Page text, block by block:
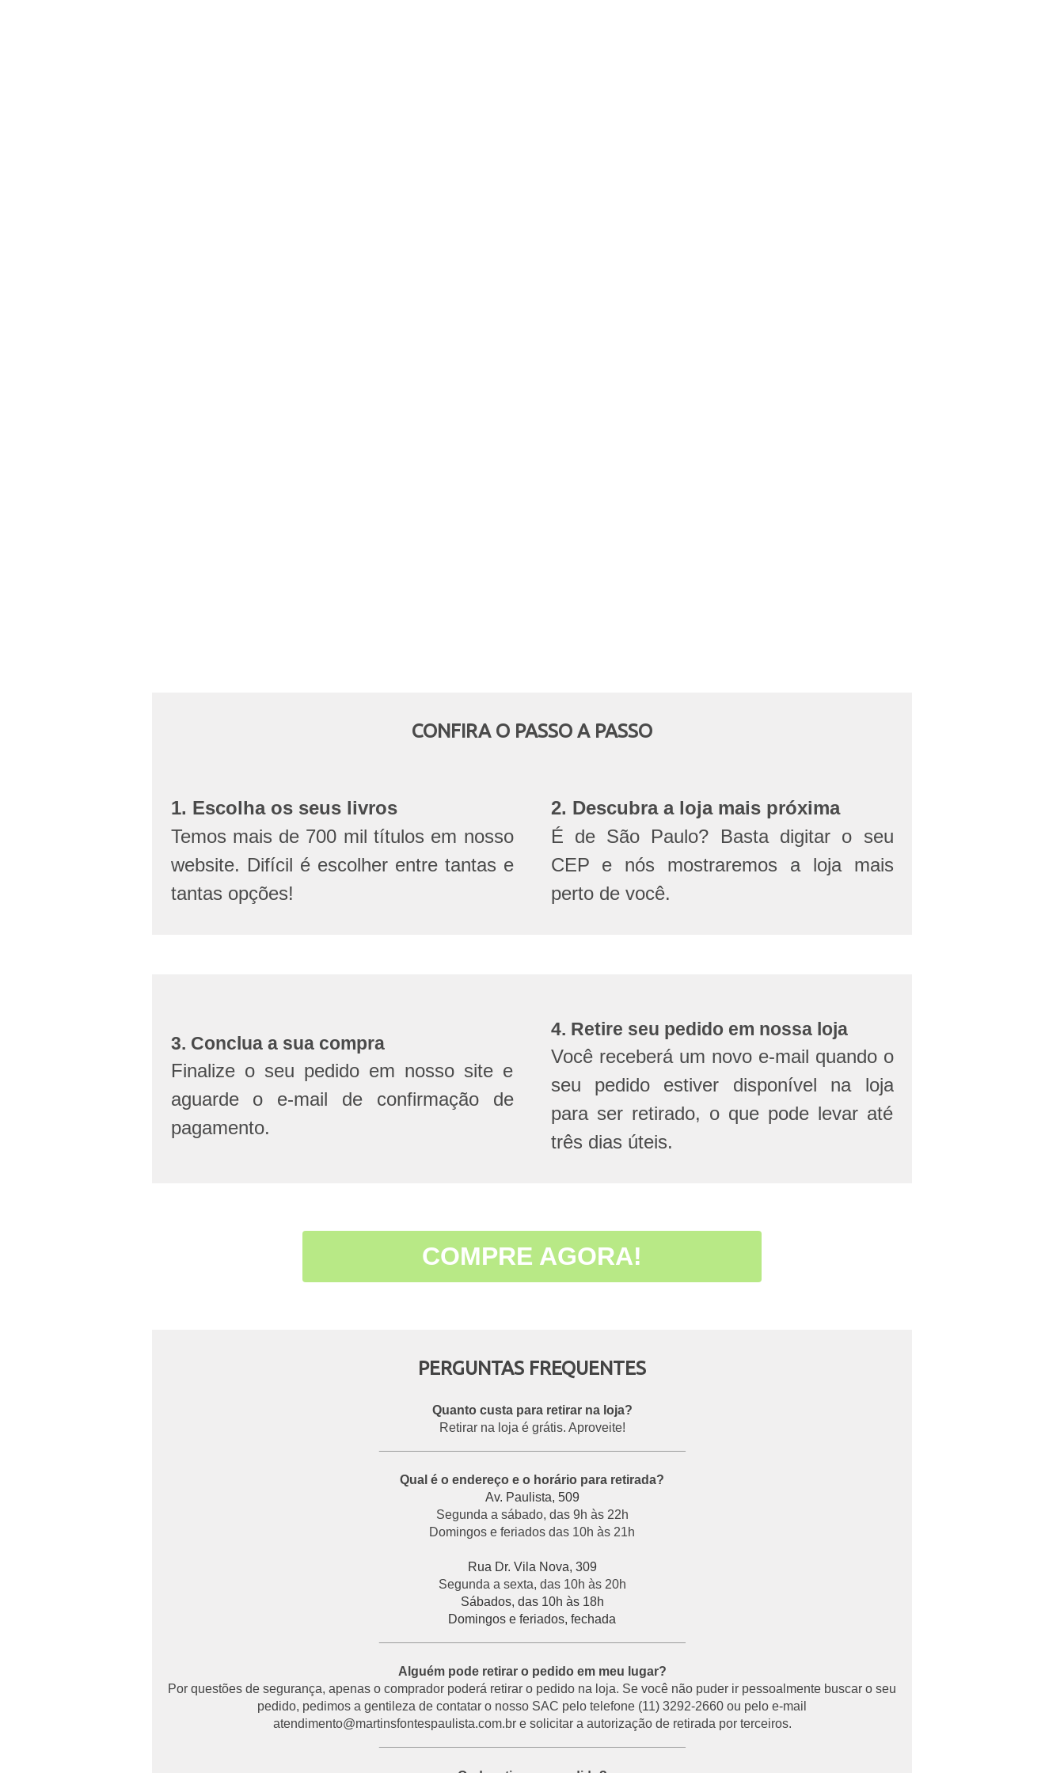
CONFIRA O PASSO A PASSO
1. Escolha os seus livros
Temos mais de 700 mil títulos em nosso
website. Difícil é escolher entre tantas e
tantas opções!
2. Descubra a loja mais próxima
É de São Paulo? Basta digitar o seu
CEP e nós mostraremos a loja mais
perto de você.
3. Conclua a sua compra
Finalize o seu pedido em nosso site e
aguarde o e-mail de confirmação de
pagamento.
4. Retire seu pedido em nossa loja
Você receberá um novo e-mail quando o
seu pedido estiver disponível na loja
para ser retirado, o que pode levar até
três dias úteis.
COMPRE AGORA!
PERGUNTAS FREQUENTES
Quanto custa para retirar na loja?
Retirar na loja é grátis. Aproveite!
Qual é o endereço e o horário para retirada?
Av. Paulista, 509
Segunda a sábado, das 9h às 22h
Domingos e feriados das 10h às 21h
Rua Dr. Vila Nova, 309
Segunda a sexta, das 10h às 20h
Sábados, das 10h às 18h
Domingos e feriados, fechada
Alguém pode retirar o pedido em meu lugar?
Por questões de segurança, apenas o comprador poderá retirar o pedido na loja. Se você não puder ir pessoalmente buscar o seu
pedido, pedimos a gentileza de contatar o nosso SAC pelo telefone (11) 3292-2660 ou pelo e-mail
atendimento@martinsfontespaulista.com.br e solicitar a autorização de retirada por terceiros.